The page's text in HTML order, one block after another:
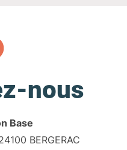
nous
Base
BERGERAC